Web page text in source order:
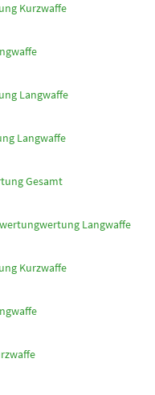
Kurzwaffe
Langwaffe
Langwaffe
Gesamt
Langwaffe
Kurzwaffe